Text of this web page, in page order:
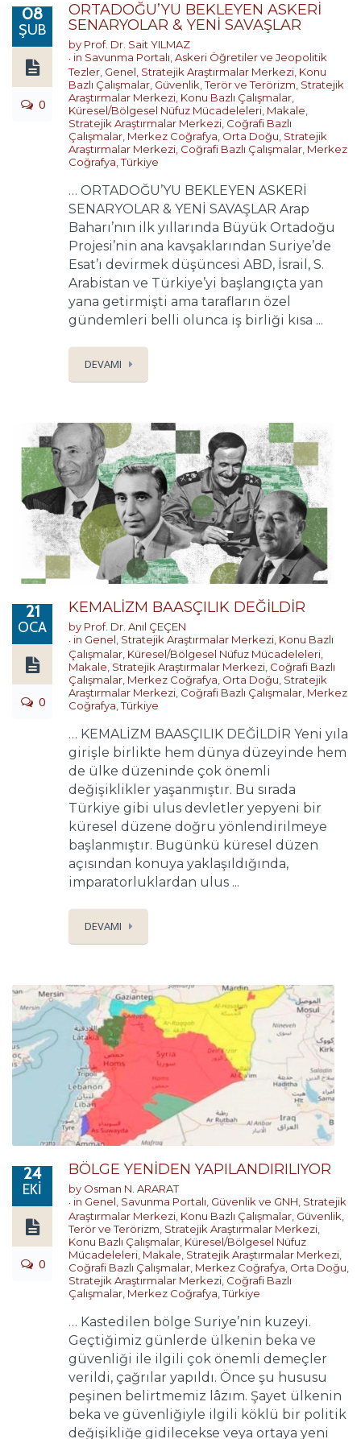
08
ŞUB
0
ORTADOĞU’YU BEKLEYEN ASKERİ
SENARYOLAR & YENİ SAVAŞLAR
by Prof. Dr. Sait YILMAZ
in Savunma Portalı Askeri Öğretiler ve Jeopolitik
Tezler Genel Stratejik Araştırmalar Merkezi Konu
Bazlı Çalışmalar Güvenlik, Terör ve Terörizm Stratejik
Araştırmalar Merkezi Konu Bazlı Çalışmalar
Küresel/Bölgesel Nüfuz Mücadeleleri Makale
Stratejik Araştırmalar Merkezi Coğrafi Bazlı
Çalışmalar Merkez Coğrafya Orta Doğu Stratejik
Araştırmalar Merkezi Coğrafi Bazlı Çalışmalar Merkez
Coğrafya ,Türkiye
… ORTADOĞU’YU BEKLEYEN ASKERİ
SENARYOLAR & YENİ SAVAŞLAR Arap
Baharı’nın ilk yıllarında Büyük Ortadoğu
Projesi’nin ana kavşaklarından Suriye’de
Esat’ı devirmek düşüncesi ABD, İsrail, S.
Arabistan ve Türkiye’yi başlangıçta yan
yana getirmişti ama tarafların özel
gündemleri belli olunca iş birliği kısa ...
DEVAMI
21
OCA
0
KEMALİZM BAASÇILIK DEĞİLDİR
by Prof. Dr. Anıl ÇEÇEN
in Genel Stratejik Araştırmalar Merkezi Konu Bazlı
Çalışmalar Küresel/Bölgesel Nüfuz Mücadeleleri
Makale Stratejik Araştırmalar Merkezi Coğrafi Bazlı
Çalışmalar Merkez Coğrafya Orta Doğu Stratejik
Araştırmalar Merkezi Coğrafi Bazlı Çalışmalar Merkez
Coğrafya ,Türkiye
… KEMALİZM BAASÇILIK DEĞİLDİR Yeni yıla
girişle birlikte hem dünya düzeyinde hem
de ülke düzeninde çok önemli
değişiklikler yaşanmıştır. Bu sırada
Türkiye gibi ulus devletler yepyeni bir
küresel düzene doğru yönlendirilmeye
başlanmıştır. Bugünkü küresel düzen
açısından konuya yaklaşıldığında,
imparatorluklardan ulus ...
DEVAMI
24
EKI
0
BÖLGE YENİDEN YAPILANDIRILIYOR
by Osman N. ARARAT
in Genel Savunma Portalı Güvenlik ve GNH Stratejik
Araştırmalar Merkezi Konu Bazlı Çalışmalar Güvenlik,
Terör ve Terörizm Stratejik Araştırmalar Merkezi
Konu Bazlı Çalışmalar Küresel/Bölgesel Nüfuz
Mücadeleleri Makale Stratejik Araştırmalar Merkezi
Coğrafi Bazlı Çalışmalar Merkez Coğrafya Orta Doğu
Stratejik Araştırmalar Merkezi Coğrafi Bazlı
Çalışmalar Merkez Coğrafya ,Türkiye
… Kastedilen bölge Suriye’nin kuzeyi.
Geçtiğimiz günlerde ülkenin beka ve
güvenliği ile ilgili çok önemli demeçler
verildi, çağrılar yapıldı. Önce şu hususu
peşinen belirtmemiz lâzım. Şayet ülkenin
beka ve güvenliğiyle ilgili köklü bir politik
değişikliğe gidilecekse veya ortaya yeni